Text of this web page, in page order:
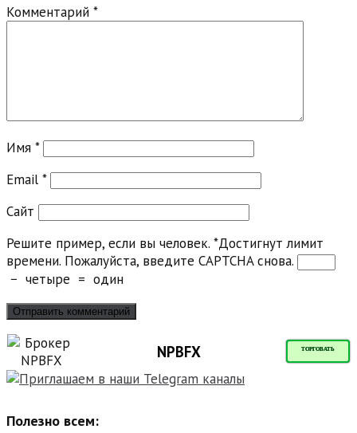
Комментарий *
Имя *
Email *
Сайт
Решите пример, если вы человек. *Достигнут лимит
времени. Пожалуйста, введите CAPTCHA снова.
− четыре = один
NPBFX ТОРГОВАТЬ
Полезно всем: